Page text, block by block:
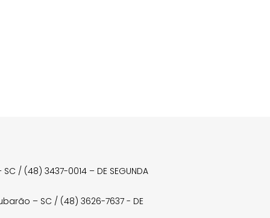
/ (48) 3437-0014 – DE SEGUNDA
– SC / (48) 3626-7637 - DE